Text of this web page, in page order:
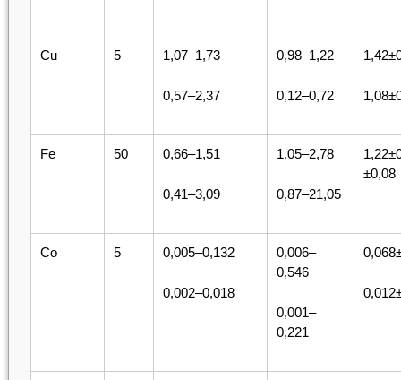
Cu 5 1,07–1,73
0,57–2,37
0,98–1,22
0,12–0,72
Fe 50 0,66–1,51
0,41–3,09
1,05–2,78
0,87–21,05
±0,08
Co 5 0,005–0,132
0,002–0,018
0,006–
0,546
0,001–
0,221